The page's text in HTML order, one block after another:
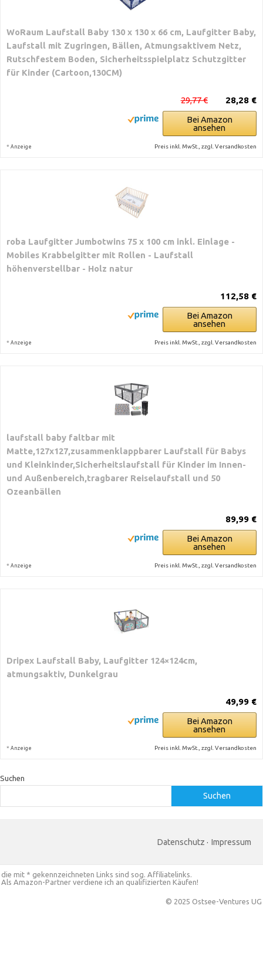
WoRaum Laufstall Baby 130 x 130 x 66 cm, Laufgitter Baby,
Laufstall mit Zugringen, Bällen, Atmungsaktivem Netz,
Rutschfestem Boden, Sicherheitsspielplatz Schutzgitter
für Kinder (Cartoon,130CM)
28,28 €
29,77 €
Bei Amazon
ansehen
* Anzeige Preis inkl. MwSt., zzgl. Versandkosten
roba Laufgitter Jumbotwins 75 x 100 cm inkl. Einlage -
Mobiles Krabbelgitter mit Rollen - Laufstall
höhenverstellbar - Holz natur
112,58 €
Bei Amazon
ansehen
* Anzeige Preis inkl. MwSt., zzgl. Versandkosten
laufstall baby faltbar mit
Matte,127x127,zusammenklappbarer Laufstall für Babys
und Kleinkinder,Sicherheitslaufstall für Kinder im Innen-
und Außenbereich,tragbarer Reiselaufstall und 50
Ozeanbällen
89,99 €
Bei Amazon
ansehen
* Anzeige Preis inkl. MwSt., zzgl. Versandkosten
Dripex Laufstall Baby, Laufgitter 124×124cm,
atmungsaktiv, Dunkelgrau
49,99 €
Bei Amazon
ansehen
* Anzeige Preis inkl. MwSt., zzgl. Versandkosten
Suchen
Suchen
Datenschutz · Impressum
die mit * gekennzeichneten Links sind sog. Affiliatelinks.
Als Amazon-Partner verdiene ich an qualifizierten Käufen!
© 2025 Ostsee-Ventures UG